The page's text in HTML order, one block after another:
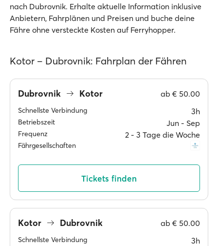
nach Dubrovnik. Erhalte aktuelle Information inklusive
Anbietern, Fahrplänen und Preisen und buche deine
Fähre ohne versteckte Kosten auf Ferryhopper.
Kotor – Dubrovnik: Fahrplan der Fähren
Dubrovnik Kotor ab € 50.00
Schnellste Verbindung 3h
Betriebszeit Jun ‐ Sep
Frequenz 2 ‐ 3 Tage die Woche
Fährgesellschaften
Tickets finden
Kotor Dubrovnik ab € 50.00
Schnellste Verbindung 3h